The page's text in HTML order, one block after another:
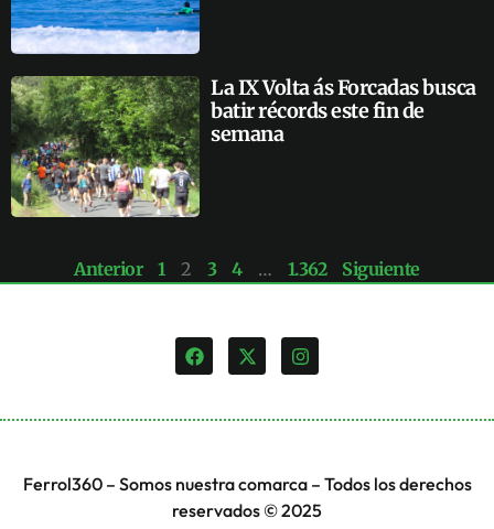
La IX Volta ás Forcadas busca
batir récords este fin de
semana
Anterior 1 2 3 4 … 1.362 Siguiente
Ferrol360 – Somos nuestra comarca – Todos los derechos
reservados © 2025